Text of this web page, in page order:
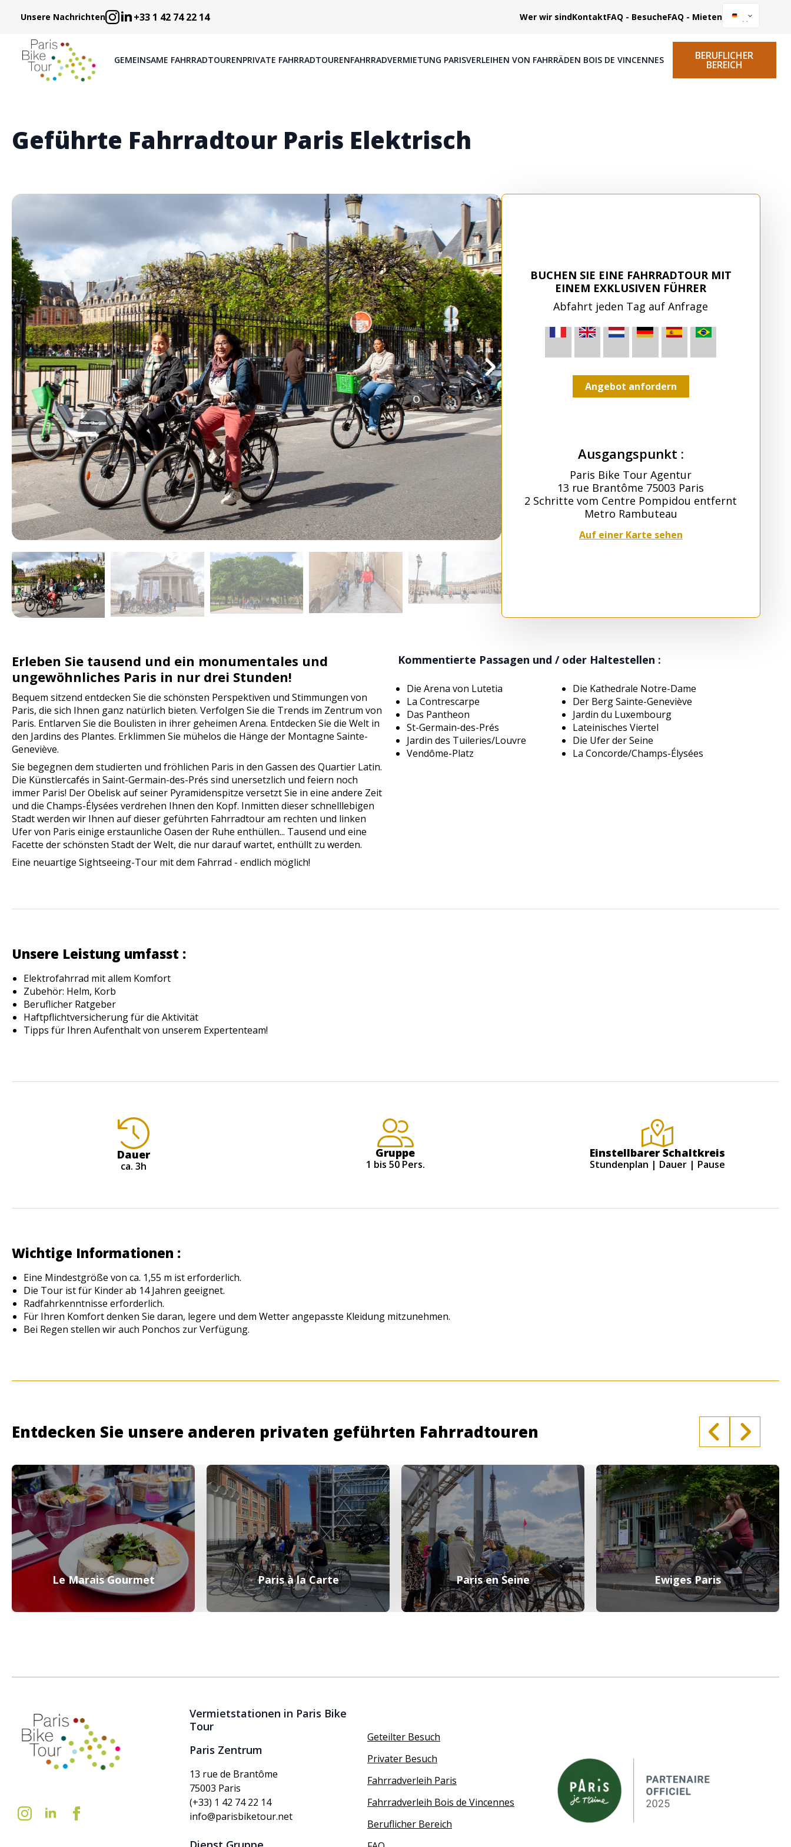
Unsere Nachrichten +33 1 42 74 22 14 Wer wir sindKontaktFAQ - BesucheFAQ - Mieten
GEMEINSAME FAHRRADTOURENPRIVATE FAHRRADTOURENFAHRRADVERMIETUNG PARISVERLEIHEN VON FAHRRÄDEN BOIS DE VINCENNES BERUFLICHER
BEREICH
Geführte Fahrradtour Paris Elektrisch
BUCHEN SIE EINE FAHRRADTOUR MIT
EINEM EXKLUSIVEN FÜHRER
Abfahrt jeden Tag auf Anfrage
Angebot anfordern
Ausgangspunkt :
Paris Bike Tour Agentur
13 rue Brantôme 75003 Paris
2 Schritte vom Centre Pompidou entfernt
Metro Rambuteau
Auf einer Karte sehen
Erleben Sie tausend und ein monumentales und
ungewöhnliches Paris in nur drei Stunden!
Bequem sitzend entdecken Sie die schönsten Perspektiven und Stimmungen von
Paris, die sich Ihnen ganz natürlich bieten. Verfolgen Sie die Trends im Zentrum von
Paris. Entlarven Sie die Boulisten in ihrer geheimen Arena. Entdecken Sie die Welt in
den Jardins des Plantes. Erklimmen Sie mühelos die Hänge der Montagne Sainte-
Geneviève.
Sie begegnen dem studierten und fröhlichen Paris in den Gassen des Quartier Latin.
Die Künstlercafés in Saint-Germain-des-Prés sind unersetzlich und feiern noch
immer Paris! Der Obelisk auf seiner Pyramidenspitze versetzt Sie in eine andere Zeit
und die Champs-Élysées verdrehen Ihnen den Kopf. Inmitten dieser schnelllebigen
Stadt werden wir Ihnen auf dieser geführten Fahrradtour am rechten und linken
Ufer von Paris einige erstaunliche Oasen der Ruhe enthüllen... Tausend und eine
Facette der schönsten Stadt der Welt, die nur darauf wartet, enthüllt zu werden.
Eine neuartige Sightseeing-Tour mit dem Fahrrad - endlich möglich!
Kommentierte Passagen und / oder Haltestellen :
Die Arena von Lutetia
Die Kathedrale Notre-Dame
La Contrescarpe
Der Berg Sainte-Geneviève
Das Pantheon
Jardin du Luxembourg
St-Germain-des-Prés
Lateinisches Viertel
Jardin des Tuileries/Louvre
Die Ufer der Seine
Vendôme-Platz
La Concorde/Champs-Élysées
Unsere Leistung umfasst :
Elektrofahrrad mit allem Komfort
Zubehör: Helm, Korb
Beruflicher Ratgeber
Haftpflichtversicherung für die Aktivität
Tipps für Ihren Aufenthalt von unserem Expertenteam!
Dauer
ca. 3h
Gruppe
1 bis 50 Pers.
Einstellbarer Schaltkreis
Stundenplan | Dauer | Pause
Wichtige Informationen :
Eine Mindestgröße von ca. 1,55 m ist erforderlich.
Die Tour ist für Kinder ab 14 Jahren geeignet.
Radfahrkenntnisse erforderlich.
Für Ihren Komfort denken Sie daran, legere und dem Wetter angepasste Kleidung mitzunehmen.
Bei Regen stellen wir auch Ponchos zur Verfügung.
Entdecken Sie unsere anderen privaten geführten Fahrradtouren
Le Marais Gourmet Paris à la Carte Paris en Seine Ewiges Paris
Vermietstationen in Paris Bike
Tour
Paris Zentrum
13 rue de Brantôme
75003 Paris
(+33) 1 42 74 22 14
info@parisbiketour.net
Geteilter Besuch
Privater Besuch
Fahrradverleih Paris
Fahrradverleih Bois de Vincennes
Beruflicher Bereich